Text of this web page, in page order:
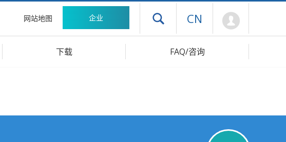
网站地图 企业 打开抽屉菜单
CN
下载 FAQ/咨询